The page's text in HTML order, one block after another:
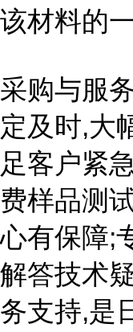
该材料的
采购与服
定及时,大
足客户紧
费样品测
心有保障;
解答技术
务支持,是